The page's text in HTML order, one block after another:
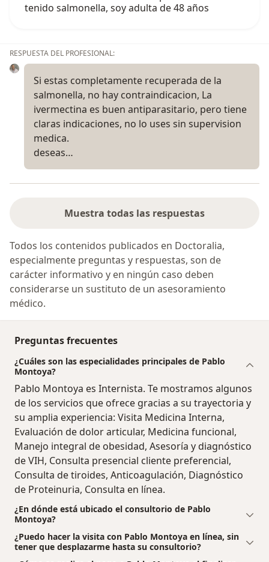
tenido salmonella, soy adulta de 48 años
RESPUESTA DEL PROFESIONAL:
Si estas completamente recuperada de la
salmonella, no hay contraindicacion, La
ivermectina es buen antiparasitario, pero tiene
claras indicaciones, no lo uses sin supervision
medica.
deseas…
Muestra todas las respuestas
Todos los contenidos publicados en Doctoralia,
especialmente preguntas y respuestas, son de
carácter informativo y en ningún caso deben
considerarse un sustituto de un asesoramiento
médico.
Preguntas frecuentes
¿Cuáles son las especialidades principales de Pablo
Montoya?
Pablo Montoya es Internista. Te mostramos algunos
de los servicios que ofrece gracias a su trayectoria y
su amplia experiencia: Visita Medicina Interna,
Evaluación de dolor articular, Medicina funcional,
Manejo integral de obesidad, Asesoría y diagnóstico
de VIH, Consulta presencial cliente preferencial,
Consulta de tiroides, Anticoagulación, Diagnóstico
de Proteinuria, Consulta en línea.
¿En dónde está ubicado el consultorio de Pablo
Montoya?
¿Puedo hacer la visita con Pablo Montoya en línea, sin
tener que desplazarme hasta su consultorio?